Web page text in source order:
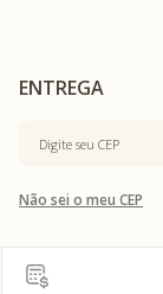
Não sei o meu CEP